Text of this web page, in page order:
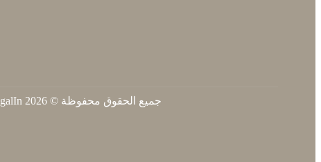
جميع الحقوق محفوظة © 2026 LegalIn.